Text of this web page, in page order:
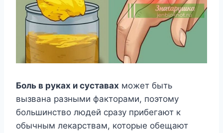
Боль в руках и суставах может быть
вызвана разными факторами, поэтому
большинство людей сразу прибегают к
обычным лекарствам, которые обещают